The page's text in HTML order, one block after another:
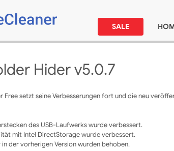
SALE
Hider v5.0.7
Free setzt seine Verbesserungen fort und die neu
des USB-Laufwerks wurde verbessert.
mit Intel DirectStorage wurde verbessert.
in der vorherigen Version wurden behoben.